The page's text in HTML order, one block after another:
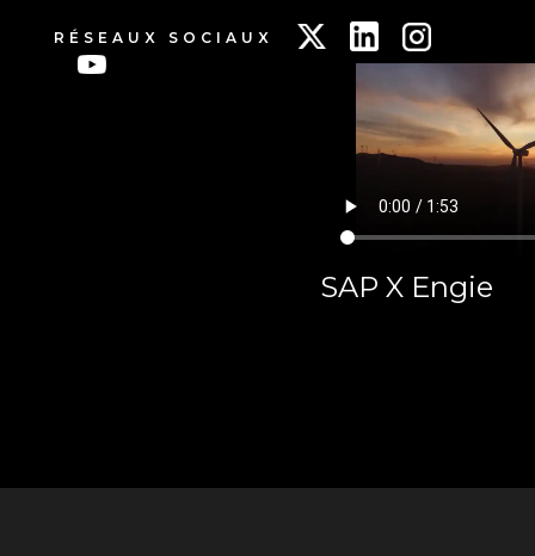
RÉSEAUX SOCIAUX
SAP X Engie